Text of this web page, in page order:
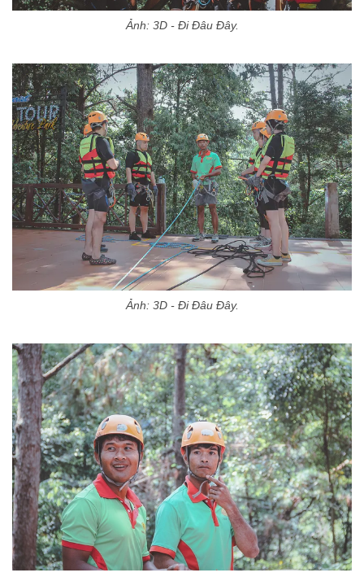
Ảnh: 3D - Đi Đâu Đây.
Ảnh: 3D - Đi Đâu Đây.